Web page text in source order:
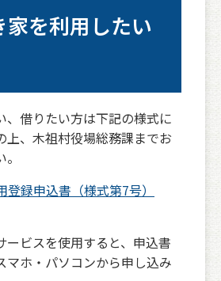
家を利用したい
、借りたい方は下記の様式に
上、木祖村役場総務課までお
録申込書（様式第7号）
ービスを使用すると、申込書
マホ・パソコンから申し込み